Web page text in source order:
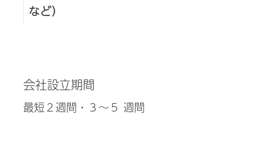
など）
会社設立期間
最短２週間・３～５ 週間